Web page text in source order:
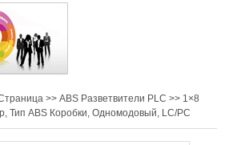
>> ABS Разветвители PLC >> 1×8
Тип ABS Коробки, Одномодовый, LC/PC